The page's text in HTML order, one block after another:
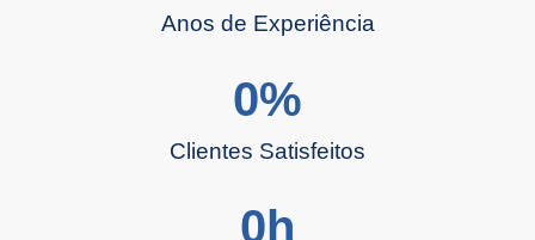
Anos de Experiência
Clientes Satisfeitos
0%
0h